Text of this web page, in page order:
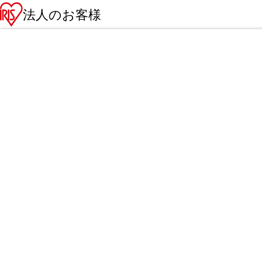
法人のお客様